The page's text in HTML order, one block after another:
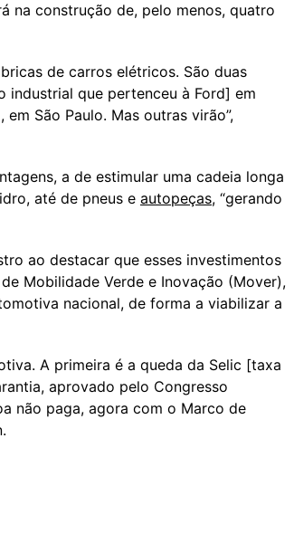
na construção de, pelo menos, quatro
de carros elétricos. São duas
industrial que pertenceu à Ford] em
São Paulo. Mas outras virão”,
a de estimular uma cadeia longa
até de pneus e autopeças, “gerando
ao destacar que esses investimentos
Mobilidade Verde e Inovação (Mover),
nacional, de forma a viabilizar a
A primeira é a queda da Selic [taxa
aprovado pelo Congresso
não paga, agora com o Marco de